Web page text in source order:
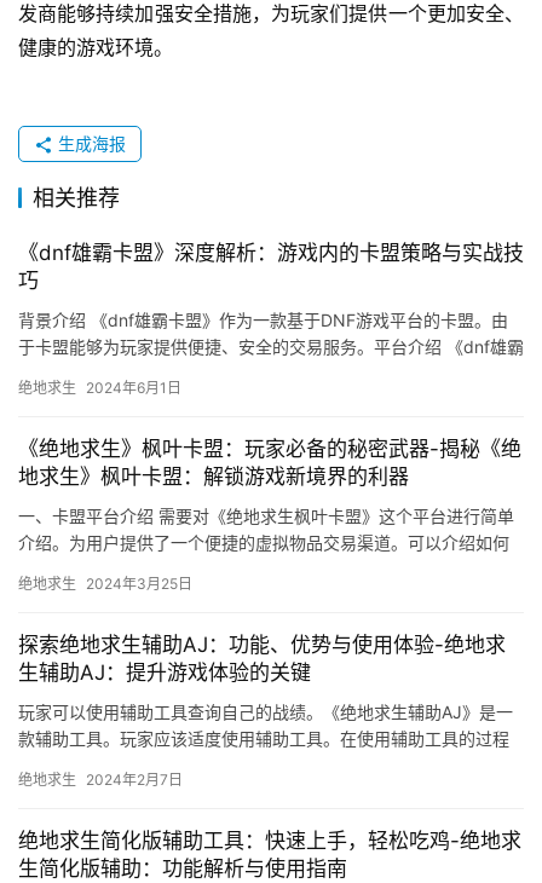
发商能够持续加强安全措施，为玩家们提供一个更加安全、
健康的游戏环境。
生成海报
相关推荐
《dnf雄霸卡盟》深度解析：游戏内的卡盟策略与实战技
巧
背景介绍 《dnf雄霸卡盟》作为一款基于DNF游戏平台的卡盟。由
于卡盟能够为玩家提供便捷、安全的交易服务。平台介绍 《dnf雄霸
绝地求生 2024年6月1日
《绝地求生》枫叶卡盟：玩家必备的秘密武器-揭秘《绝
地求生》枫叶卡盟：解锁游戏新境界的利器
一、卡盟平台介绍 需要对《绝地求生枫叶卡盟》这个平台进行简单
介绍。为用户提供了一个便捷的虚拟物品交易渠道。可以介绍如何
绝地求生 2024年3月25日
探索绝地求生辅助AJ：功能、优势与使用体验-绝地求
生辅助AJ：提升游戏体验的关键
玩家可以使用辅助工具查询自己的战绩。《绝地求生辅助AJ》是一
款辅助工具。玩家应该适度使用辅助工具。在使用辅助工具的过程
绝地求生 2024年2月7日
绝地求生简化版辅助工具：快速上手，轻松吃鸡-绝地求
生简化版辅助：功能解析与使用指南